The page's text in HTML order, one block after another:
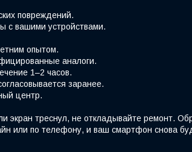
повреждений.
с вашими устройствами.
опытом.
аналоги.
1–2 часов.
заранее.
центр.
экран треснул, не откладывайте ремонт.
или по телефону, и ваш смартфон снова